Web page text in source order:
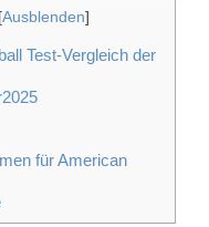
[Ausblenden]
Test-Vergleich der
für American